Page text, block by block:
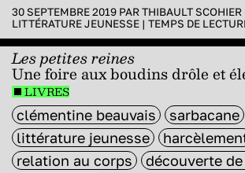
30 SEPTEMBRE 2019 PARTHIBAULT SCOHIER
LITTÉRATURE JEUNESSE | TEMPS DE
Les petites reines
Une foire aux boudins drôle et
LIVRES
clémentine beauvais
sarbacane
littérature jeunesse
relation au corps
découverte